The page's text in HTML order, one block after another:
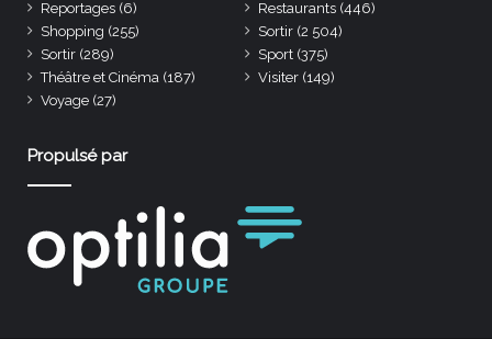
Reportages (6) Restaurants (446)
Shopping (255) Sortir (2 504)
Sortir (289) Sport (375)
Théâtre et Cinéma (187) Visiter (149)
Voyage (27)
Propulsé par